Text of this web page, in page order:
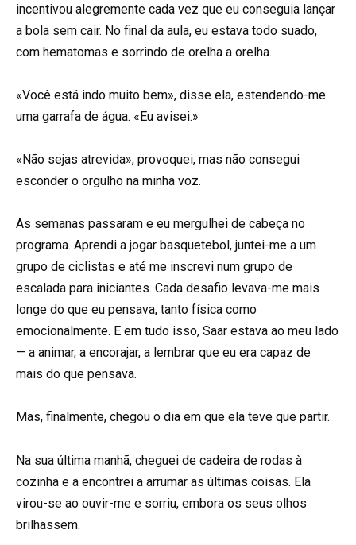
incentivou alegremente cada vez que eu conseguia lançar
a bola sem cair. No final da aula, eu estava todo suado,
com hematomas e sorrindo de orelha a orelha.
«Você está indo muito bem», disse ela, estendendo-me
uma garrafa de água. «Eu avisei.»
«Não sejas atrevida», provoquei, mas não consegui
esconder o orgulho na minha voz.
As semanas passaram e eu mergulhei de cabeça no
programa. Aprendi a jogar basquetebol, juntei-me a um
grupo de ciclistas e até me inscrevi num grupo de
escalada para iniciantes. Cada desafio levava-me mais
longe do que eu pensava, tanto física como
emocionalmente. E em tudo isso, Saar estava ao meu lado
— a animar, a encorajar, a lembrar que eu era capaz de
mais do que pensava.
Mas, finalmente, chegou o dia em que ela teve que partir.
Na sua última manhã, cheguei de cadeira de rodas à
cozinha e a encontrei a arrumar as últimas coisas. Ela
virou-se ao ouvir-me e sorriu, embora os seus olhos
brilhassem.